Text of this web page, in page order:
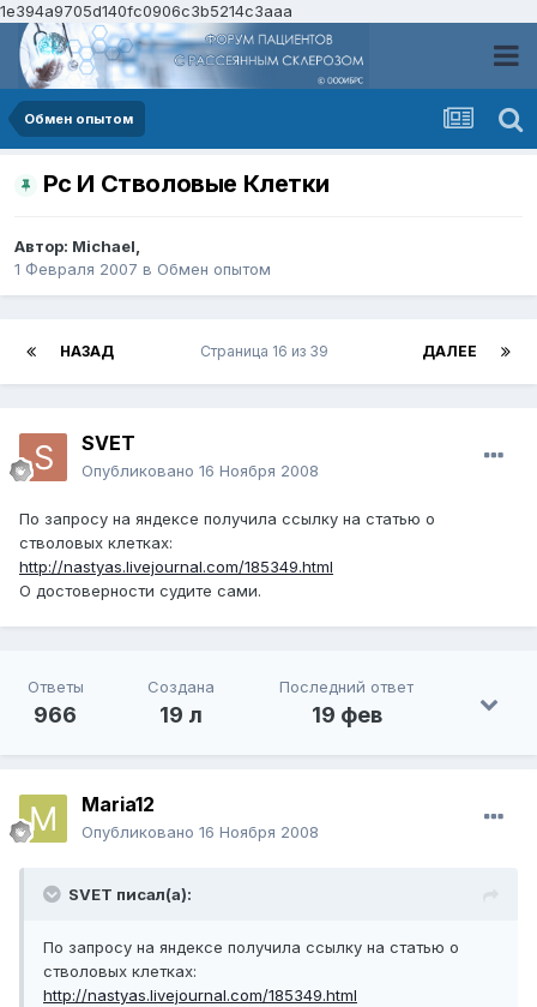
1e394a9705d140fc0906c3b5214c3aaa
Обмен опытом
Рс И Стволовые Клетки
Автор: Michael,
1 Февраля 2007 в Обмен опытом
НАЗАД ДАЛЕЕ
Страница 16 из 39
SVET
Опубликовано 16 Ноября 2008
По запросу на яндексе получила ссылку на статью о
стволовых клетках:
http://nastyas.livejournal.com/185349.html
О достоверности судите сами.
Ответы
966
Создана
19 л
Последний ответ
19 фев
Maria12
Опубликовано 16 Ноября 2008
SVET писал(а):
По запросу на яндексе получила ссылку на статью о
стволовых клетках:
http://nastyas.livejournal.com/185349.html